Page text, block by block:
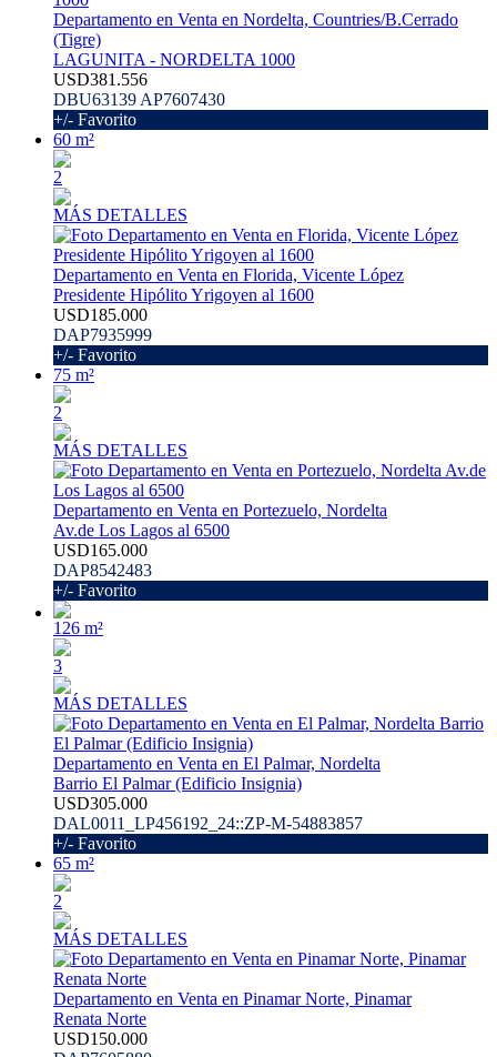
Departamento en Venta en Nordelta, Countries/B.Cerrado
(Tigre)
LAGUNITA - NORDELTA 1000
USD381.556
DBU63139 AP7607430
+/- Favorito
60 m²
2
MÁS DETALLES
Departamento en Venta en Florida, Vicente López
Presidente Hipólito Yrigoyen al 1600
USD185.000
DAP7935999
+/- Favorito
75 m²
2
MÁS DETALLES
Departamento en Venta en Portezuelo, Nordelta
Av.de Los Lagos al 6500
USD165.000
DAP8542483
+/- Favorito
126 m²
3
MÁS DETALLES
Departamento en Venta en El Palmar, Nordelta
Barrio El Palmar (Edificio Insignia)
USD305.000
DAL0011_LP456192_24::ZP-M-54883857
+/- Favorito
65 m²
2
MÁS DETALLES
Departamento en Venta en Pinamar Norte, Pinamar
Renata Norte
USD150.000